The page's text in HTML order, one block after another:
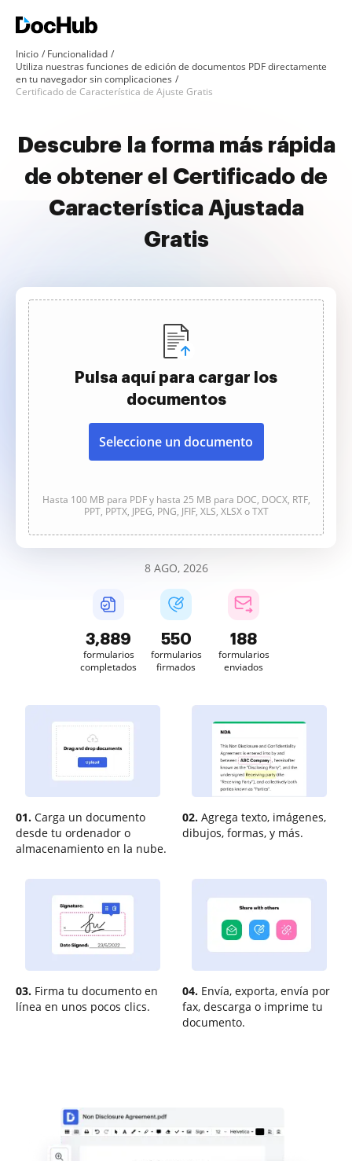
Inicio
Funcionalidad
Utiliza nuestras funciones de edición de documentos PDF directamente
en tu navegador sin complicaciones
Certificado de Característica de Ajuste Gratis
Descubre la forma más rápida
de obtener el Certificado de
Característica Ajustada
Gratis
Pulsa aquí para cargar los
documentos
Seleccione un documento
Hasta 100 MB para PDF y hasta 25 MB para DOC, DOCX, RTF,
PPT, PPTX, JPEG, PNG, JFIF, XLS, XLSX o TXT
8 AGO, 2026
3,889
formularios
completados
550
formularios
firmados
188
formularios
enviados
01. Carga un documento
desde tu ordenador o
almacenamiento en la nube.
02. Agrega texto, imágenes,
dibujos, formas, y más.
03. Firma tu documento en
línea en unos pocos clics.
04. Envía, exporta, envía por
fax, descarga o imprime tu
documento.